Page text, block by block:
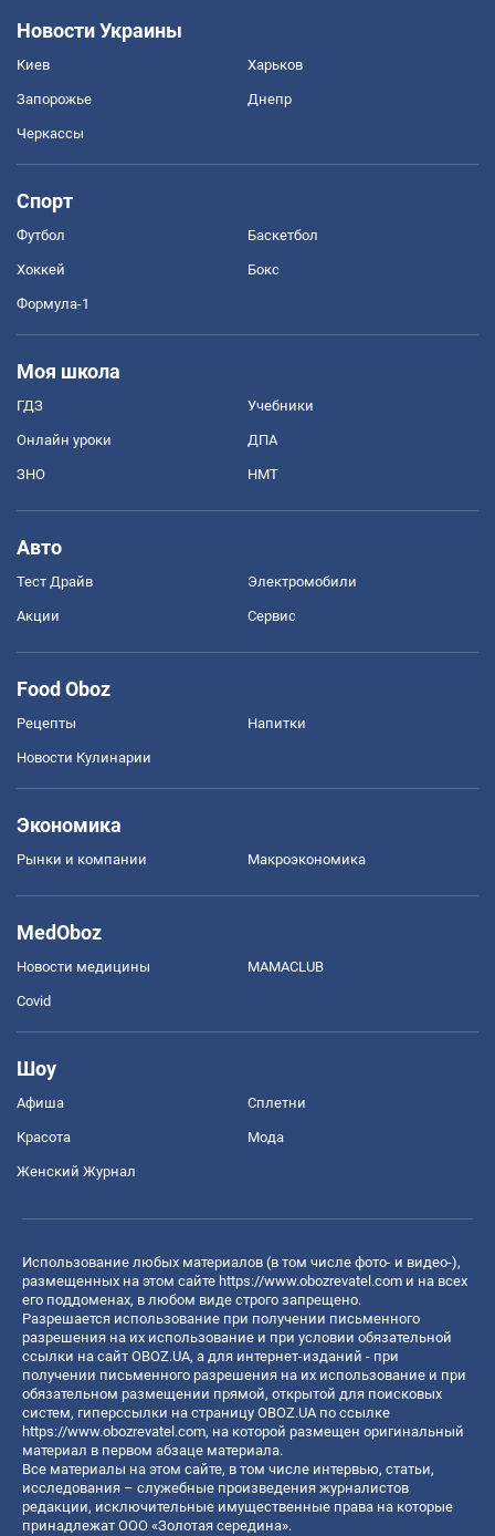
Новости Украины
Киев Харьков
Запорожье Днепр
Черкассы
Спорт
Футбол Баскетбол
Хоккей Бокс
Формула-1
Моя школа
ГДЗ Учебники
Онлайн уроки ДПА
ЗНО НМТ
Авто
Тест Драйв Электромобили
Акции Сервис
Food Oboz
Рецепты Напитки
Новости Кулинарии
Экономика
Рынки и компании Mакроэкономика
MedOboz
Новости медицины MAMACLUB
Covid
Шоу
Афиша Сплетни
Красота Мода
Женский Журнал
Использование любых материалов (в том числе фото- и видео-),
размещенных на этом сайте https://www.obozrevatel.com и на всех
его поддоменах, в любом виде строго запрещено.
Разрешается использование при получении письменного
разрешения на их использование и при условии обязательной
ссылки на сайт OBOZ.UA, а для интернет-изданий - при
получении письменного разрешения на их использование и при
обязательном размещении прямой, открытой для поисковых
систем, гиперссылки на страницу OBOZ.UA по ссылке
https://www.obozrevatel.com, на которой размещен оригинальный
материал в первом абзаце материала.
Все материалы на этом сайте, в том числе интервью, статьи,
исследования – служебные произведения журналистов
редакции, исключительные имущественные права на которые
принадлежат ООО «Золотая середина».